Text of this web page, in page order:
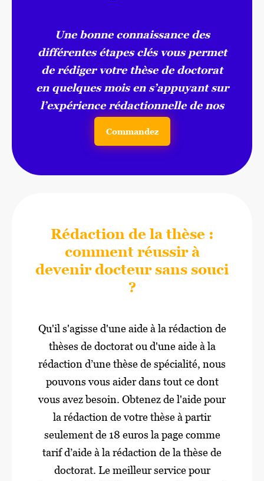
Une bonne connaissance des
différentes étapes clés vous permet
de rédiger votre thèse de doctorat
en quelques mois en s’appuyant sur
l’expérience rédactionnelle de nos
Commandez
Rédaction de la thèse :
comment réussir à
devenir docteur sans souci
?
Qu'il s'agisse d'une aide à la rédaction de
thèses de doctorat ou d'une aide à la
rédaction d’une thèse de spécialité, nous
pouvons vous aider dans tout ce dont
vous avez besoin. Obtenez de l'aide pour
la rédaction de votre thèse à partir
seulement de 18 euros la page comme
tarif d’aide à la rédaction de la thèse de
doctorat. Le meilleur service pour